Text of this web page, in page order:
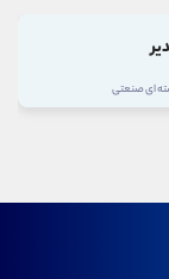
ای صنعتی